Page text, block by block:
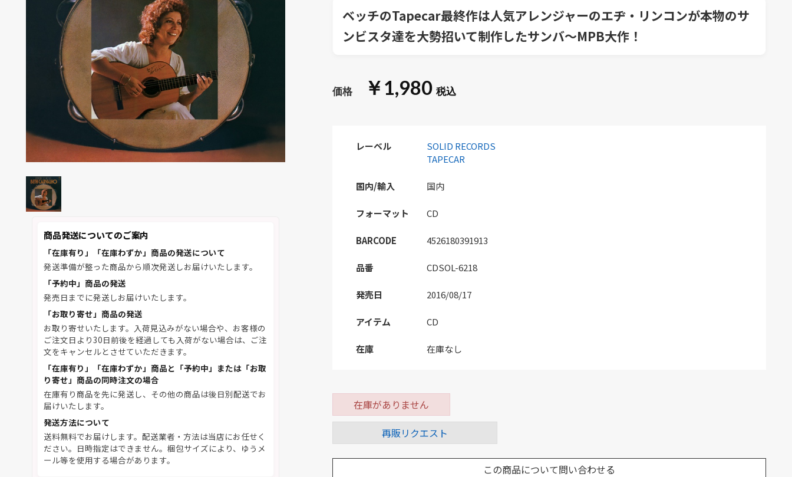
商品発送についてのご案内
「在庫有り」「在庫わずか」商品の発送について
発送準備が整った商品から順次発送しお届けいたします。
「予約中」商品の発送
発売日までに発送しお届けいたします。
「お取り寄せ」商品の発送
お取り寄せいたします。入荷見込みがない場合や、お客様の
ご注文日より30日前後を経過しても入荷がない場合は、ご注
文をキャンセルとさせていただきます。
「在庫有り」「在庫わずか」商品と「予約中」または「お取
り寄せ」商品の同時注文の場合
在庫有り商品を先に発送し、その他の商品は後日別配送でお
届けいたします。
発送方法について
送料無料でお届けします。配送業者・方法は当店にお任せく
ださい。日時指定はできません。梱包サイズにより、ゆうメ
ール等を使用する場合があります。
ベッチのTapecar最終作は人気アレンジャーのエヂ・リンコンが本物のサ
ンビスタ達を大勢招いて制作したサンバ～MPB大作！
￥1,980
レーベル
SOLID RECORDS
TAPECAR
国内/輸入 国内
フォーマット CD
BARCODE 4526180391913
品番 CDSOL-6218
発売日 2016/08/17
アイテム CD
在庫 在庫なし
在庫がありません
再販リクエスト
この商品について問い合わせる